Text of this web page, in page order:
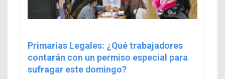
Primarias Legales: ¿Qué trabajadores
contarán con un permiso especial para
sufragar este domingo?